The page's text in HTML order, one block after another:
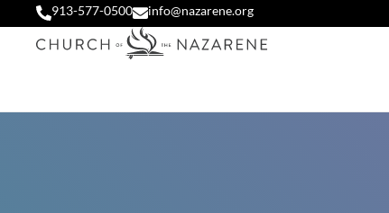
913-577-0500 info@nazarene.org